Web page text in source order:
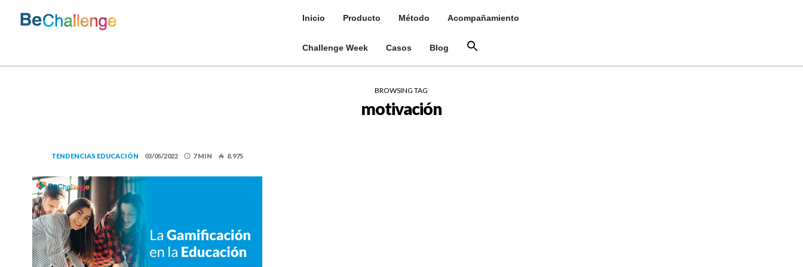
Inicio Producto Método Acompañamiento
Challenge Week Casos Blog
BROWSING TAG
motivación
TENDENCIAS EDUCACIÓN 03/05/2022 7 MIN 8.975